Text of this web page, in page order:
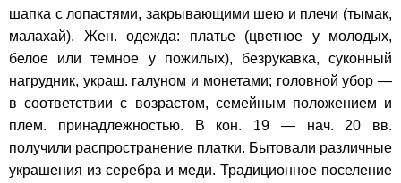
шапка с лопастями, закрывающими шею и плечи (тымак,
малахай). Жен. одежда: платье (цветное у молодых,
белое или темное у пожилых), безрукавка, суконный
нагрудник, украш. галуном и монетами; головной убор —
в соответствии с возрастом, семейным положением и
плем. принадлежностью. В кон. 19 — нач. 20 вв.
получили распространение платки. Бытовали различные
украшения из серебра и меди. Традиционное поселение